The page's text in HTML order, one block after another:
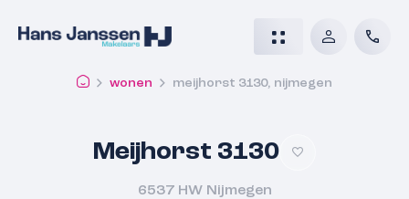
wonen meijhorst 3130, nijmegen
Meijhorst 3130
6537 HW Nijmegen